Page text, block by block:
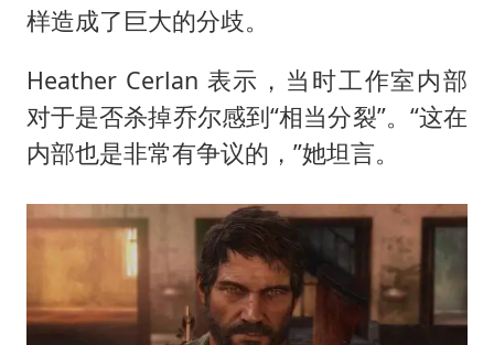
公司“上四休三”但要降薪1000元
47岁妈妈突然产女 26岁女儿：很震惊
样造成了巨大的分歧。
Heather Cerlan 表示，当时工作室内部
对于是否杀掉乔尔感到“相当分裂”。“这在
内部也是非常有争议的，”她坦言。